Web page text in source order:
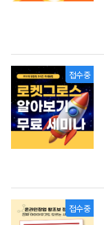
접수중
접수중